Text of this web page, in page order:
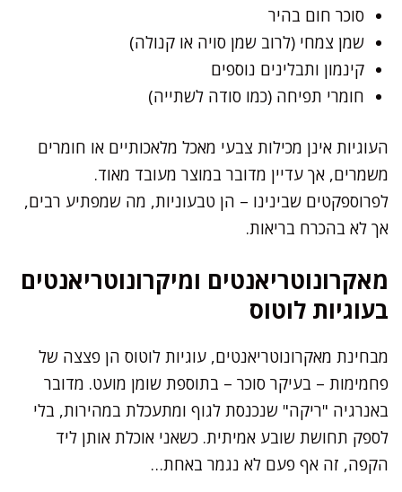
סוכר חום בהיר
שמן צמחי (לרוב שמן סויה או קנולה)
קינמון ותבלינים נוספים
חומרי תפיחה (כמו סודה לשתייה)
העוגיות אינן מכילות צבעי מאכל מלאכותיים או חומרים
משמרים, אך עדיין מדובר במוצר מעובד מאוד.
לפרוספקטים שבינינו – הן טבעוניות, מה שמפתיע רבים,
אך לא בהכרח בריאות.
מאקרונוטריאנטים ומיקרונוטריאנטים
בעוגיות לוטוס
מבחינת מאקרונוטריאנטים, עוגיות לוטוס הן פצצה של
פחמימות – בעיקר סוכר – בתוספת שומן מועט. מדובר
באנרגיה "ריקה" שנכנסת לגוף ומתעכלת במהירות, בלי
לספק תחושת שובע אמיתית. כשאני אוכלת אותן ליד
הקפה, זה אף פעם לא נגמר באחת…